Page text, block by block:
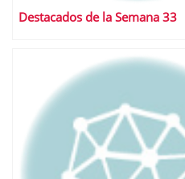
Destacados de la Semana 33